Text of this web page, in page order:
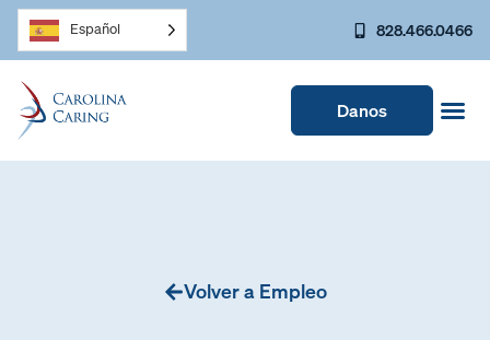
Español 828.466.0466
Danos
Volver a Empleo